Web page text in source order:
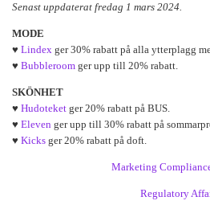
Senast uppdaterat fredag 1 mars 2024.
MODE
♥ Lindex ger 30% rabatt på alla ytterplagg
♥ Bubbleroom ger upp till 20% rabatt.
SKÖNHET
♥ Hudoteket ger 20% rabatt på BUS.
♥ Eleven ger upp till 30% rabatt på
♥ Kicks ger 20% rabatt på doft.
Marketing
Regulatory